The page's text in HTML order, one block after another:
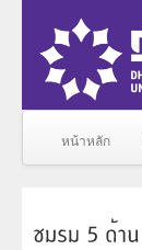
หน้าหลัก